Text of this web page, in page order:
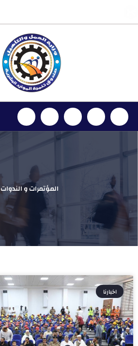
المؤتمرات و الندوات
اخبارنا